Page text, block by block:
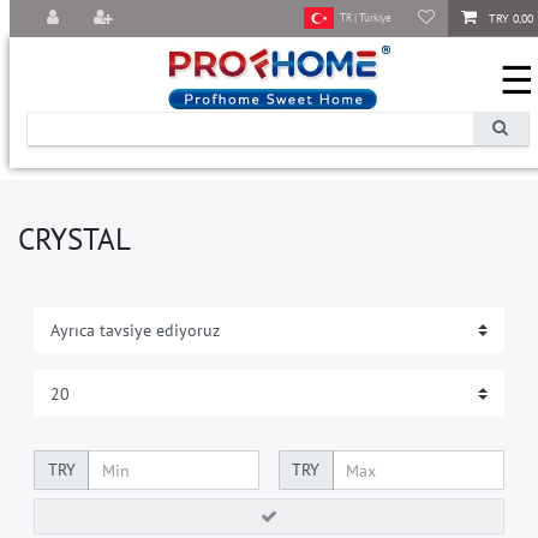
TRY 0,00
TR | Türkiye
☰
CRYSTAL
TRY TRY